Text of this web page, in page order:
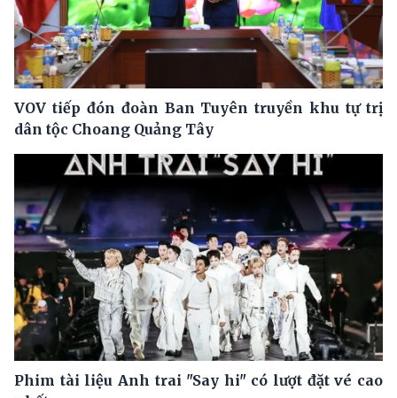
VOV tiếp đón đoàn Ban Tuyên truyền khu tự trị
dân tộc Choang Quảng Tây
Phim tài liệu Anh trai "Say hi" có lượt đặt vé cao